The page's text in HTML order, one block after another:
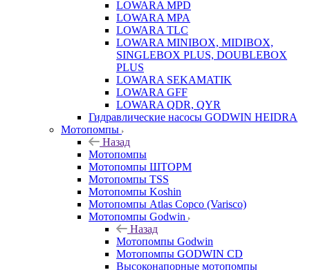
LOWARA MPD
LOWARA MPA
LOWARA TLC
LOWARA MINIBOX, MIDIBOX,
SINGLEBOX PLUS, DOUBLEBOX
PLUS
LOWARA SEKAMATIK
LOWARA GFF
LOWARA QDR, QYR
Гидравлические насосы GODWIN HEIDRA
Мотопомпы
Назад
Мотопомпы
Мотопомпы ШТОРМ
Мотопомпы TSS
Мотопомпы Koshin
Мотопомпы Atlas Copco (Varisco)
Мотопомпы Godwin
Назад
Мотопомпы Godwin
Мотопомпы GODWIN CD
Высоконапорные мотопомпы